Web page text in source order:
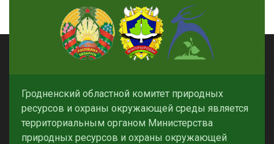
Гродненский областной комитет природных
ресурсов и охраны окружающей среды является
территориальным органом Министерства
природных ресурсов и охраны окружающей